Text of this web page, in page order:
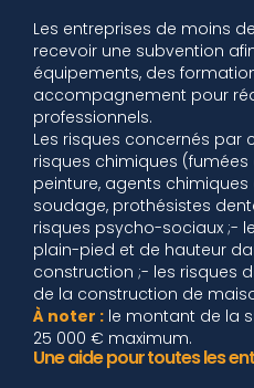
Les entreprises de moins
recevoir une subvention
équipements, des
accompagnement pour
professionnels.
Les risques concernés par
risques chimiques
peinture, agents
soudage, prothésistes
risques psycho-sociaux ;-
plain-pied et de hauteur
construction ;- les risques
de la construction de
À noter : le montant de la
25 000 € maximum.
Une aide pour toutes les